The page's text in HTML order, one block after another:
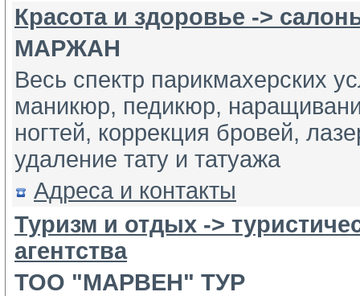
Красота и здоровье ->
МАРЖАН
Весь спектр парикмахерских
маникюр, педикюр,
ногтей, коррекция бровей,
удаление тату и татуажа
Адреса и контакты
Туризм и отдых ->
агентства
ТОО "МАРВЕН" ТУР